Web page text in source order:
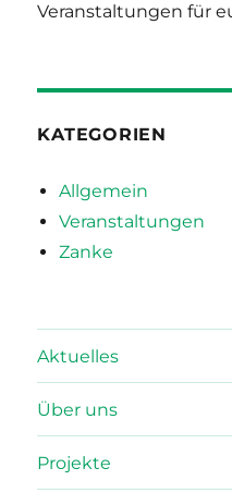
Veranstaltungen für
KATEGORIEN
Allgemein
Veranstaltungen
Zanke
Aktuelles
Über uns
Projekte